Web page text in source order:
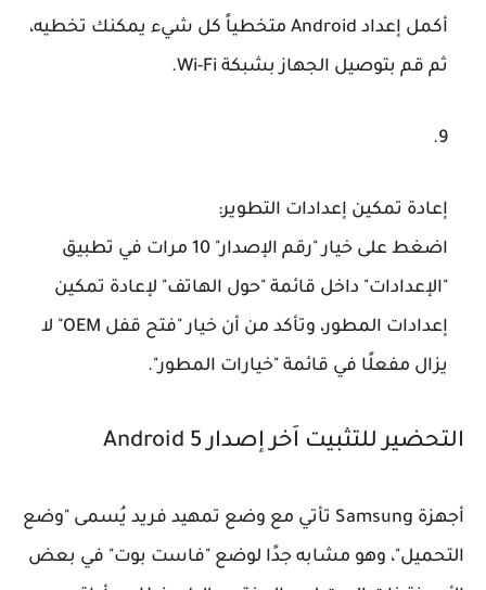
أكمل إعداد Android متخطياً كل شيء يمكنك تخطيه،
ثم قم بتوصيل الجهاز بشبكة Wi-Fi.
إعادة تمكين إعدادات التطوير:
اضغط على خيار "رقم الإصدار" 10 مرات في تطبيق
"الإعدادات" داخل قائمة "حول الهاتف" لإعادة تمكين
إعدادات المطور، وتأكد من أن خيار "فتح قفل OEM" لا
يزال مفعلًا في قائمة "خيارات المطور".
التحضير للتثبيت اَخر إصدار Android 5
أجهزة Samsung تأتي مع وضع تمهيد فريد يُسمى "وضع
التحميل"، وهو مشابه جدًا لوضع "فاست بوت" في بعض